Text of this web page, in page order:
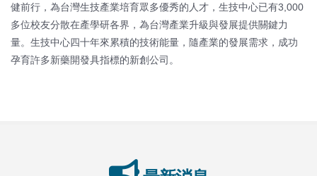
健前行，為台灣生技產業培育眾多優秀的人才，生技中心已有3,000
多位校友分散在產學研各界，為台灣產業升級與發展提供關鍵力
量。生技中心四十年來累積的技術能量，隨產業的發展需求，成功
孕育許多新藥開發具指標的新創公司。